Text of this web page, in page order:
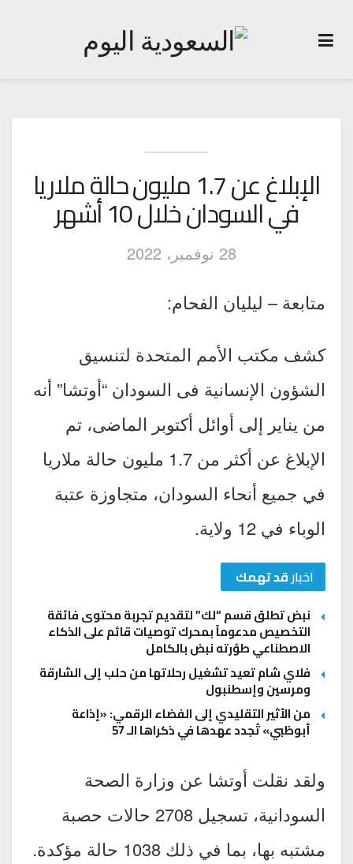
الإبلاغ عن 1.7 مليون حالة ملاريا
في السودان خلال 10 أشهر
28 نوفمبر، 2022
متابعة – ليليان الفحام:
كشف مكتب الأمم المتحدة لتنسيق
الشؤون الإنسانية فى السودان “أوتشا” أنه
من يناير إلى أوائل أكتوبر الماضى، تم
الإبلاغ عن أكثر من 1.7 مليون حالة ملاريا
في جميع أنحاء السودان، متجاوزة عتبة
الوباء في 12 ولاية.
اخبارقد تهمك
نبض تطلق قسم “لك” لتقديم تجربة محتوى فائقة
التخصيص مدعوماً بمحرك توصيات قائم على الذكاء
الاصطناعي طوّرته نبض بالكامل
فلاي شام تعيد تشغيل رحلاتها من حلب إلى الشارقة
ومرسين وإسطنبول
من الأثير التقليدي إلى الفضاء الرقمي: «إذاعة
أبوظبي» تُجدد عهدها في ذكراها الـ 57
ولقد نقلت أوتشا عن وزارة الصحة
السودانية، تسجيل 2708 حالات حصبة
مشتبه بها، بما في ذلك 1038 حالة مؤكدة.